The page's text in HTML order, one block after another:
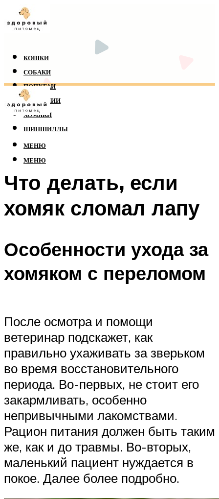
КОШКИ
СОБАКИ
ПОПУГАИ
РЕПТИЛИИ
ХОМЯКИ
ШИНШИЛЛЫ
МЕНЮ
МЕНЮ
Что делать, если
хомяк сломал лапу
Особенности ухода за
хомяком с переломом
После осмотра и помощи
ветеринар подскажет, как
правильно ухаживать за зверьком
во время восстановительного
периода. Во-первых, не стоит его
закармливать, особенно
непривычными лакомствами.
Рацион питания должен быть таким
же, как и до травмы. Во-вторых,
маленький пациент нуждается в
покое. Далее более подробно.